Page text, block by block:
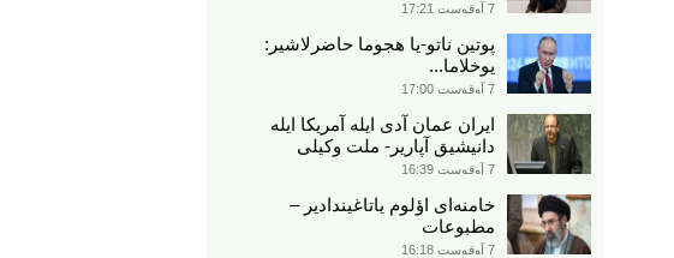
7 آوقوست 17:21
پوتین ناتو-یا هجوما حاضرلاشیر:
یوخلاما...
7 آوقوست 17:00
ایران عمان آدی ایله آمریکا ایله
دانیشیق آپاریر- ملت وکیلی
7 آوقوست 16:39
خامنه‌ای اؤلوم یاتاغیندادیر –
مطبوعات
7 آوقوست 16:18